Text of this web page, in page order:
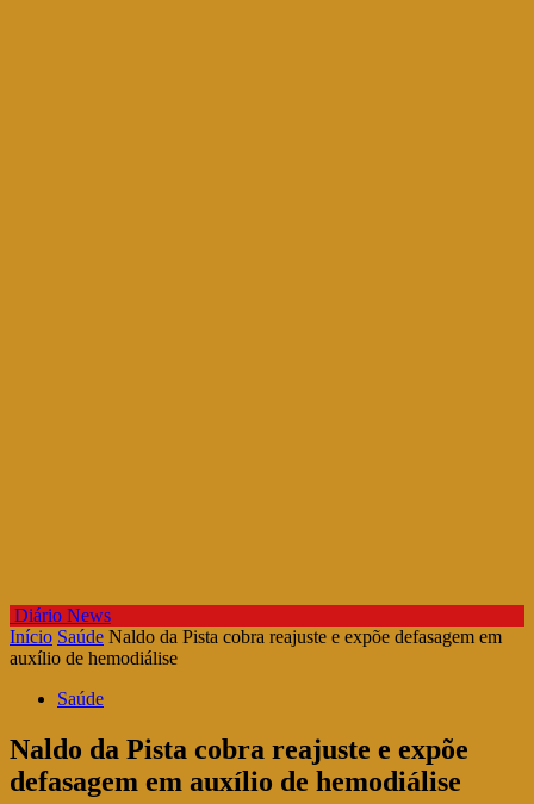
Diário News
Início Saúde Naldo da Pista cobra reajuste e expõe defasagem em
auxílio de hemodiálise
Saúde
Naldo da Pista cobra reajuste e expõe
defasagem em auxílio de hemodiálise